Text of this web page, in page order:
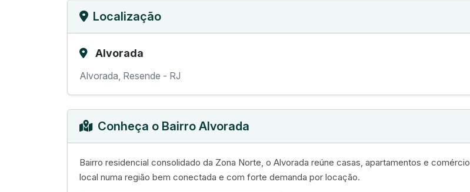
Localização
Alvorada
Alvorada, Resende - RJ
Conheça o Bairro Alvorada
Bairro residencial consolidado da Zona Norte, o Alvorada reúne casas, apartamentos e comércio
local numa região bem conectada e com forte demanda por locação.